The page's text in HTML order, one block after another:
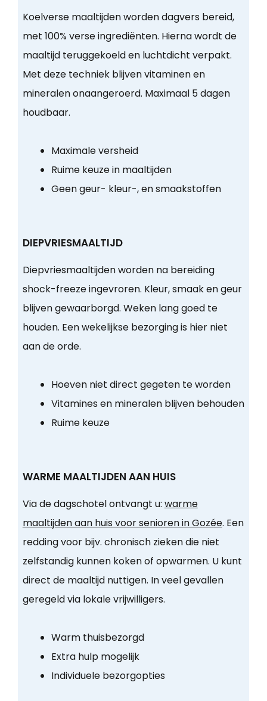
Koelverse maaltijden worden dagvers bereid,
met 100% verse ingrediënten. Hierna wordt de
maaltijd teruggekoeld en luchtdicht verpakt.
Met deze techniek blijven vitaminen en
mineralen onaangeroerd. Maximaal 5 dagen
houdbaar.
Maximale versheid
Ruime keuze in maaltijden
Geen geur- kleur-, en smaakstoffen
DIEPVRIESMAALTIJD
Diepvriesmaaltijden worden na bereiding
shock-freeze ingevroren. Kleur, smaak en geur
blijven gewaarborgd. Weken lang goed te
houden. Een wekelijkse bezorging is hier niet
aan de orde.
Hoeven niet direct gegeten te worden
Vitamines en mineralen blijven behouden
Ruime keuze
WARME MAALTIJDEN AAN HUIS
Via de dagschotel ontvangt u: warme
maaltijden aan huis voor senioren in Gozée. Een
redding voor bijv. chronisch zieken die niet
zelfstandig kunnen koken of opwarmen. U kunt
direct de maaltijd nuttigen. In veel gevallen
geregeld via lokale vrijwilligers.
Warm thuisbezorgd
Extra hulp mogelijk
Individuele bezorgopties